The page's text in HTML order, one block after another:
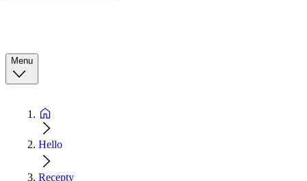
Menu
Hello
Recepty